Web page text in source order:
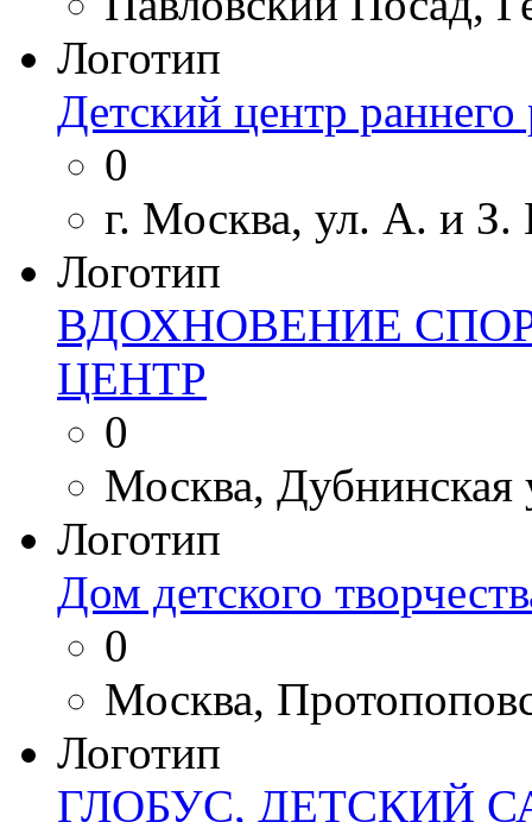
Логотип
Детский центр
0
г. Москва, ул. А. и З.
Логотип
ВДОХНОВЕНИЕ
ЦЕНТР
0
Москва, Дубнинская
Логотип
Дом детского
0
Москва,
Логотип
ГЛОБУС, ДЕТСКИЙ